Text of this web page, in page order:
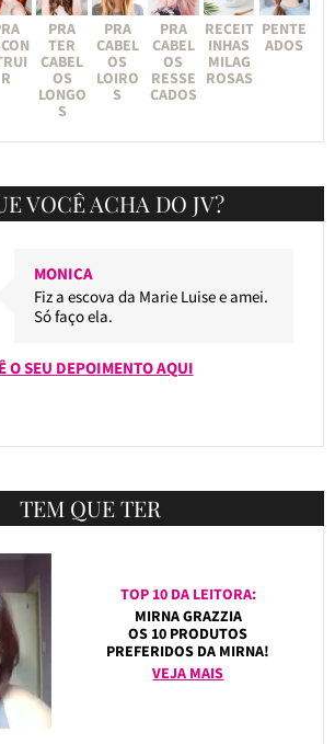
R
PRA
TER
CABEL
OS
LONGO
S
PRA
CABEL
OS
LOIRO
S
PRA
CABEL
OS
RESSE
CADOS
RECEIT
INHAS
MILAG
ROSAS
PENTE
ADOS
VOCÊ ACHA DO JV?
MONICA
Fiz a escova da Marie Luise e amei.
Só faço ela.
O SEU DEPOIMENTO AQUI
TEM QUE TER
TOP 10 DA LEITORA:
MIRNA GRAZZIA
OS 10 PRODUTOS
PREFERIDOS DA MIRNA!
VEJA MAIS